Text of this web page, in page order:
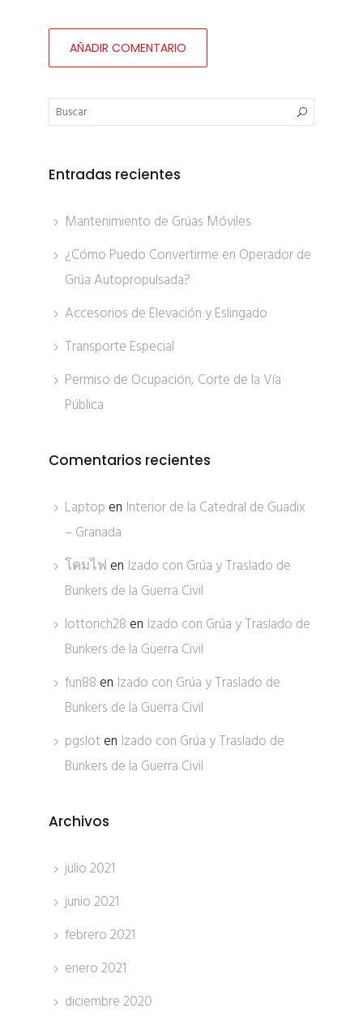
Entradas recientes
Mantenimiento de Grúas Móviles
¿Cómo Puedo Convertirme en Operador de
Grúa Autopropulsada?
Accesorios de Elevación y Eslingado
Transporte Especial
Permiso de Ocupación, Corte de la Vía
Pública
Comentarios recientes
Laptop en Interior de la Catedral de Guadix
– Granada
โคมไฟ en Izado con Grúa y Traslado de
Bunkers de la Guerra Civil
lottorich28 en Izado con Grúa y Traslado de
Bunkers de la Guerra Civil
fun88 en Izado con Grúa y Traslado de
Bunkers de la Guerra Civil
pgsloten Izado con Grúa y Traslado de
Bunkers de la Guerra Civil
Archivos
julio 2021
junio 2021
febrero 2021
enero 2021
diciembre 2020